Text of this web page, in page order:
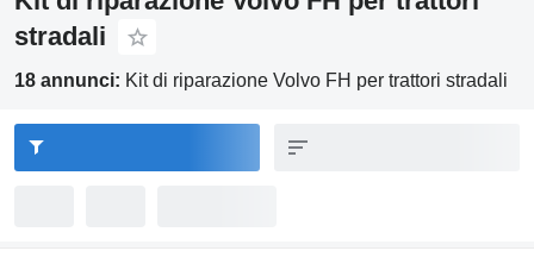
stradali
18 annunci: Kit di riparazione Volvo FH per trattori stradali